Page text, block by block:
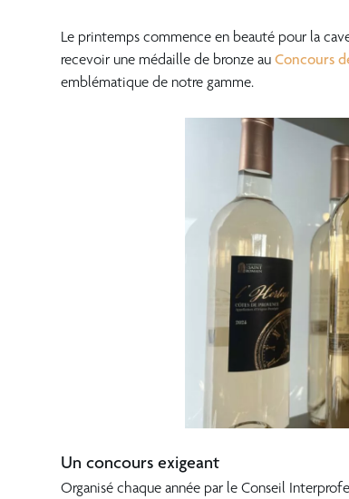
Le printemps commence en beauté pour la
recevoir une médaille de bronze auConcours
emblématique de notre gamme.
Un concours exigeant
Organisé chaque année par le Conseil